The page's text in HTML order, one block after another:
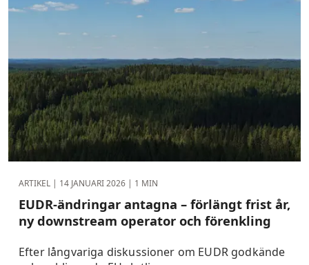
ARTIKEL | 14 JANUARI 2026 | 1 MIN
EUDR-ändringar antagna – förlängt frist år,
ny downstream operator och förenkling
Efter långvariga diskussioner om EUDR godkände